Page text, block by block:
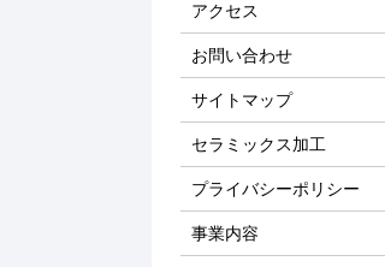
アクセス
お問い合わせ
サイトマップ
セラミックス加工
プライバシーポリシー
事業内容